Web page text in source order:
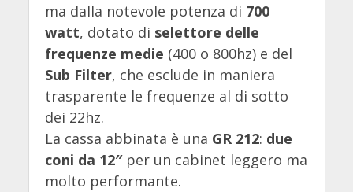
ma dalla notevole potenza di 700
watt, dotato di selettore delle
frequenze medie (400 o 800hz) e del
Sub Filter, che esclude in maniera
trasparente le frequenze al di sotto
dei 22hz.
La cassa abbinata è una GR 212: due
coni da 12″per un cabinet leggero ma
molto performante.